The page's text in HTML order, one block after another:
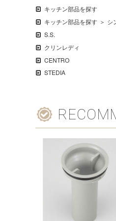
キッチン部品を探す
キッチン部品を探す
シ
S.S.
クリンレディ
CENTRO
STEDIA